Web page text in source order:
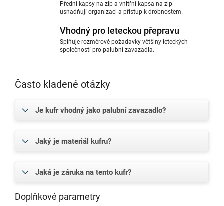
Přední kapsy na zip a vnitřní kapsa na zip
usnadňují organizaci a přístup k drobnostem.
Vhodný pro leteckou přepravu
Splňuje rozměrové požadavky většiny leteckých
společností pro palubní zavazadla.
Často kladené otázky
Je kufr vhodný jako palubní zavazadlo?
Jaký je materiál kufru?
Jaká je záruka na tento kufr?
Doplňkové parametry